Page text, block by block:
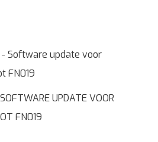
UPDATE VOOR
FN019